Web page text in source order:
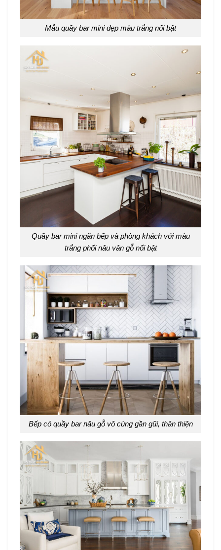
Mẫu quầy bar mini đẹp màu trắng nổi bật
Quầy bar mini ngăn bếp và phòng khách với màu
trắng phối nâu vân gỗ nổi bật
Bếp có quầy bar nâu gỗ vô cùng gần gũi, thân thiện